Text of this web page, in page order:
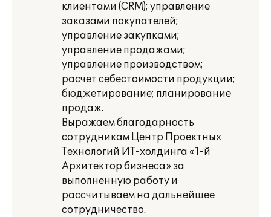
клиентами (CRM); управление
заказами покупателей;
управление закупками;
управление продажами;
управление производством;
расчет себестоимости продукции;
бюджетирование; планирование
продаж.
Выражаем благодарность
сотрудникам Центр Проектных
Технологий ИТ-холдинга «1-й
Архитектор бизнеса» за
выполненную работу и
рассчитываем на дальнейшее
сотрудничество.